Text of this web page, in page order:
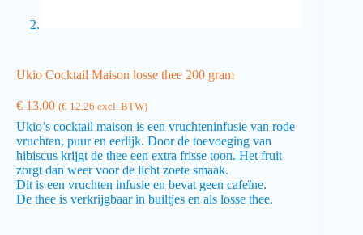
Ukio Cocktail Maison losse thee 200 gram
€ 13,00 (€ 12,26 excl. BTW)
Ukio’s cocktail maison is een vruchteninfusie van rode
vruchten, puur en eerlijk. Door de toevoeging van
hibiscus krijgt de thee een extra frisse toon. Het fruit
zorgt dan weer voor de licht zoete smaak.
Dit is een vruchten infusie en bevat geen cafeïne.
De thee is verkrijgbaar in builtjes en als losse thee.